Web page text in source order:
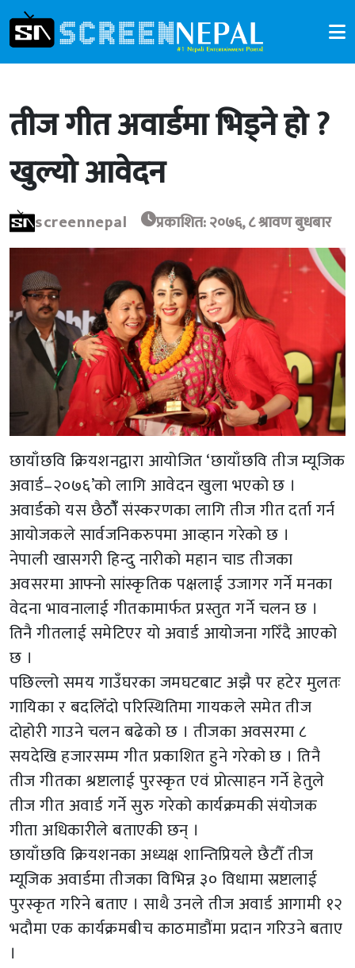
तीज गीत अवार्डमा भिड्ने हो ?
खुल्यो आवेदन
screennepal प्रकाशित: २०७६, ८ श्रावण बुधबार
छायाँछवि क्रियशनद्वारा आयोजित ‘छायाँछवि तीज म्यूजिक
अवार्ड–२०७६’को लागि आवेदन खुला भएको छ ।
अवार्डको यस छैठौंँ संस्करणका लागि तीज गीत दर्ता गर्न
आयोजकले सार्वजनिकरुपमा आव्हान गरेको छ ।
नेपाली खासगरी हिन्दु नारीको महान चाड तीजका
अवसरमा आफ्नो सांस्कृतिक पक्षलाई उजागर गर्ने मनका
वेदना भावनालाई गीतकामार्फत प्रस्तुत गर्ने चलन छ ।
तिनै गीतलाई समेटिएर यो अवार्ड आयोजना गरिँदै आएको
छ ।
पछिल्लो समय गाउँघरका जमघटबाट अझै पर हटेर मुलतः
गायिका र बदलिँदो परिस्थितिमा गायकले समेत तीज
दोहोरी गाउने चलन बढेको छ । तीजका अवसरमा ८
सयदेखि हजारसम्म गीत प्रकाशित हुने गरेको छ । तिनै
तीज गीतका श्रष्टालाई पुरस्कृत एवं प्रोत्साहन गर्ने हेतुले
तीज गीत अवार्ड गर्ने सुरु गरेको कार्यक्रमकी संयोजक
गीता अधिकारीले बताएकी छन् ।
छायाँछवि क्रियशनका अध्यक्ष शान्तिप्रियले छैटौँ तीज
म्यूजिक अवार्डमा तीजका विभिन्न ३० विधामा स्रष्टालाई
पुरस्कृत गरिने बताए । साथै उनले तीज अवार्ड आगामी १२
भदौमा एक कार्यक्रमबीच काठमाडौंमा प्रदान गरिउने बताए
।